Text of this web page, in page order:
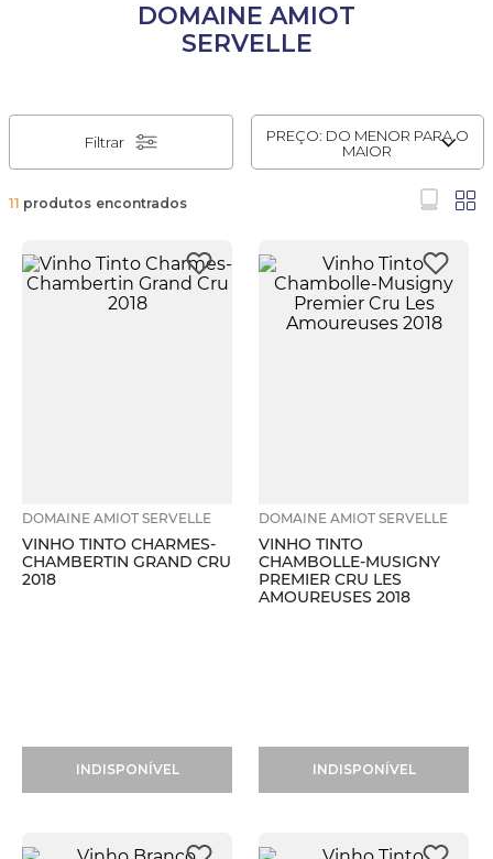
DOMAINE AMIOT
SERVELLE
PREÇO: DO MENOR PARA O
MAIOR
Filtrar
11 produtos
DOMAINE AMIOT SERVELLE
VINHO TINTO CHARMES-
CHAMBERTIN GRAND CRU
2018
INDISPONÍVEL
DOMAINE AMIOT SERVELLE
VINHO TINTO
CHAMBOLLE-MUSIGNY
PREMIER CRU LES
AMOUREUSES 2018
INDISPONÍVEL